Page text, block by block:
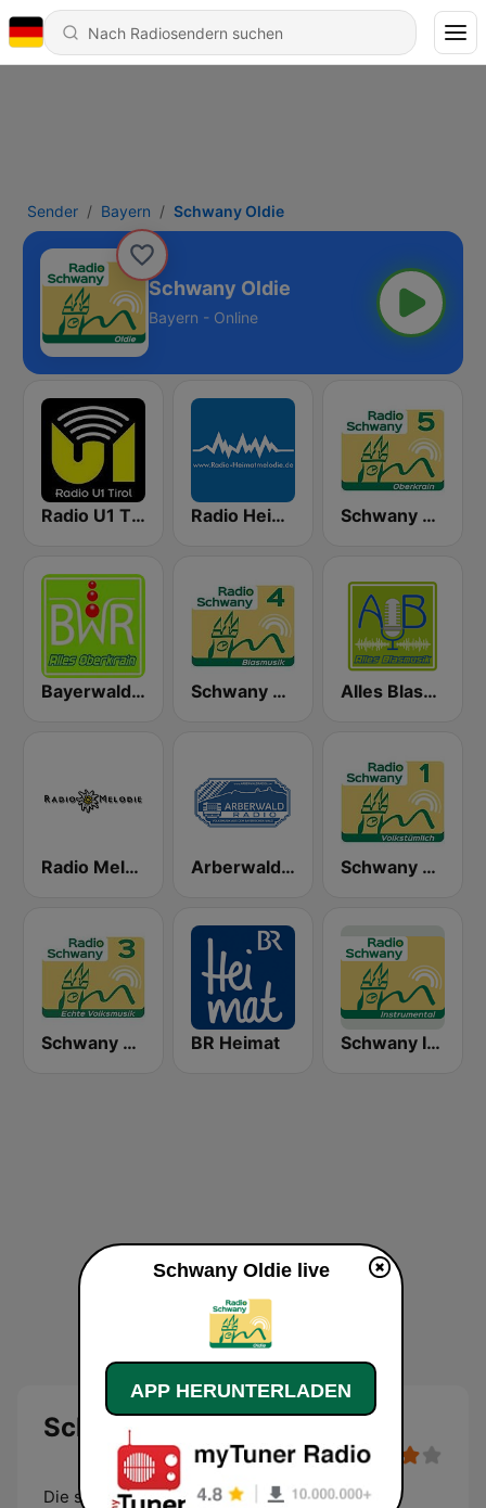
Sender Bayern Schwany Oldie
Schwany Oldie
Bayern - Online
Radio U1 Tirol Radio Heimatmelodie Schwany Radio 5 Oberkrain
Bayerwaldradio Alles Oberkrain Schwany Radio 4 Alles Blasmusik
Radio Melodie Arberwaldradio Schwany Radio 1
Schwany Radio 3 BR Heimat Schwany Instrumental
Schwany Oldie Live
Die schönsten Oldies
Schwany Oldie live
APP HERUNTERLADEN